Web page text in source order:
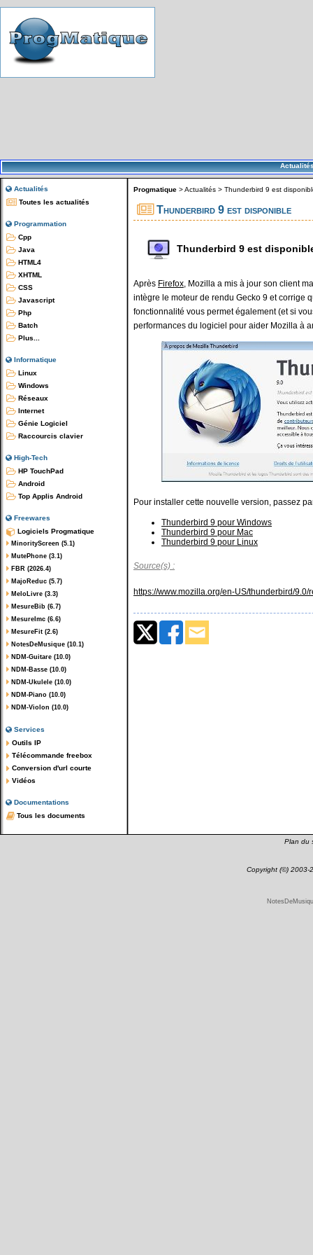
Actualités
Toutes les actualités
Programmation
Cpp
Java
HTML4
XHTML
CSS
Javascript
Php
Batch
Plus...
Informatique
Linux
Windows
Réseaux
Internet
Génie Logiciel
Raccourcis clavier
High-Tech
HP TouchPad
Android
Top Applis Android
Freewares
Logiciels Progmatique
MinorityScreen (5.1)
MutePhone (3.1)
FBR (2026.4)
MajoReduc (5.7)
MeloLivre (3.3)
MesureBib (6.7)
MesureImc (6.6)
MesureFit (2.6)
NotesDeMusique (10.1)
NDM-Guitare (10.0)
NDM-Basse (10.0)
NDM-Ukulele (10.0)
NDM-Piano (10.0)
NDM-Violon (10.0)
Services
Outils IP
Télécommande freebox
Conversion d'url courte
Vidéos
Documentations
Tous les documents
Progmatique >Actualités > Thunderbird 9 est
Thunderbird 9 est disponible
Thunderbird 9 est
Après Firefox, Mozilla a mis à jour son client
intègre le moteur de rendu Gecko 9 et corrige
fonctionnalité vous permet également (et si
performances du logiciel pour aider Mozilla à
Pour installer cette nouvelle version, passez
Thunderbird 9 pour Windows
Thunderbird 9 pour Mac
Thunderbird 9 pour Linux
Source(s) :
https://www.mozilla.org/en-US/thunderbird/9.0/
Plan du
Copyright (©) 2003-